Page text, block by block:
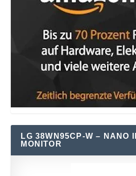
LG 38WN95CP-W – NANO
MONITOR